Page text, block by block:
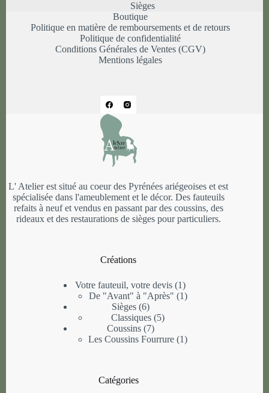
Sièges
Boutique
Politique en matière de remboursements et de retours
Politique de confidentialité
Conditions Générales de Ventes (CGV)
Mentions légales
L' Atelier est situé au coeur des Pyrénées ariégeoises et est
spécialisée dans l'ameublement et le décor. Des fauteuils
refaits à neuf et vendus en passant par des coussins, des
rideaux et des restaurations de sièges pour particuliers.
Créations
Votre fauteuil, votre devis 11
produit
De "Avant" à "Après" 11
Sièges 66
produits
Classiques 55
Coussins 77
produits
Les Coussins Fourrure 11
Catégories